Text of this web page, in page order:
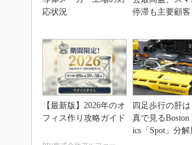
応状況
停滞も主要顧
【最新版】2026年のオ
フィス作り攻略ガイド
四足歩行の肝
真で見るBoston
ics「Spot」分